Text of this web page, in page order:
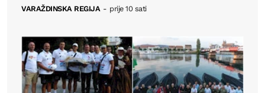
VARAŽDINSKA REGIJA - prije 10 sati